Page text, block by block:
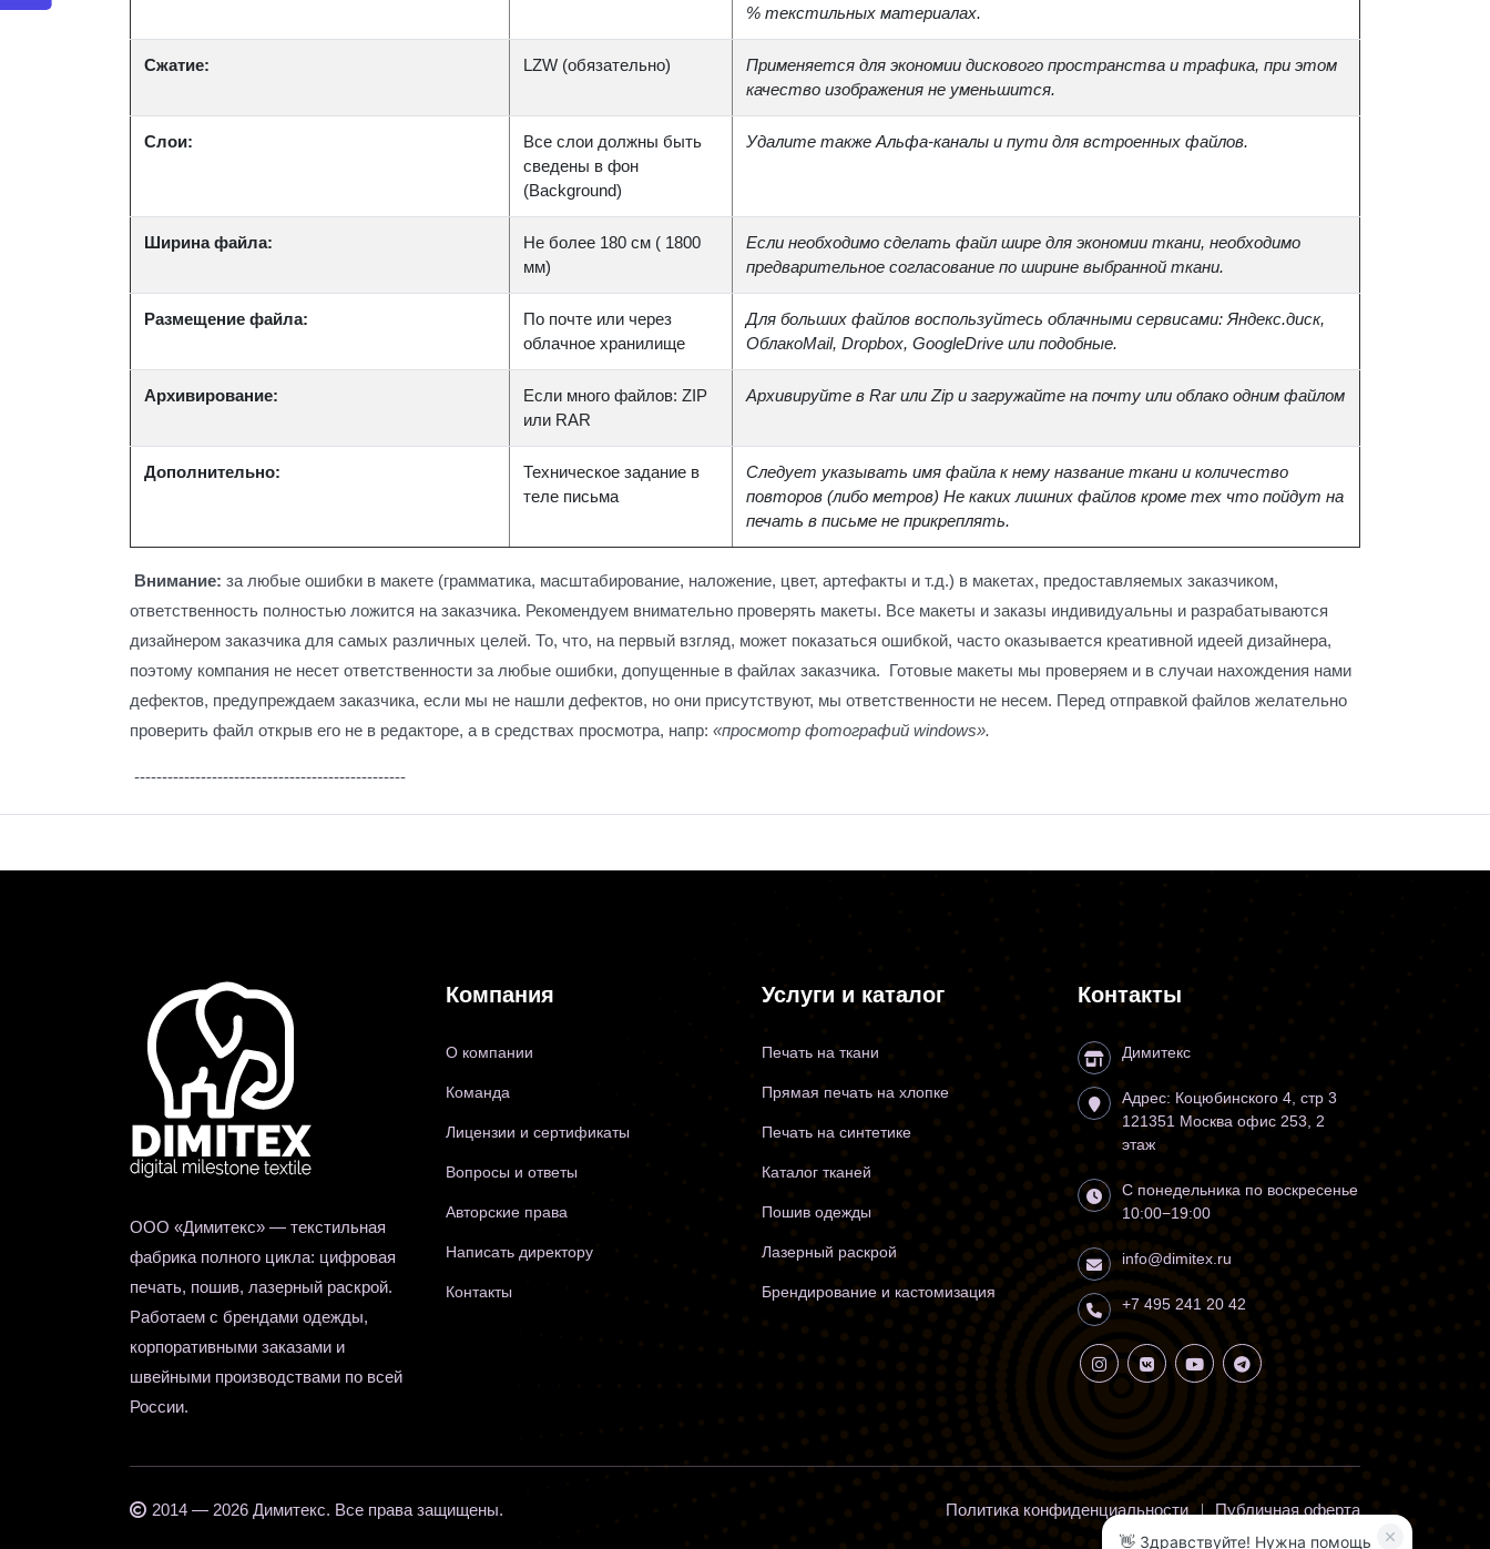
% текстильных материалах.
Сжатие: LZW (обязательно)
Применяется для экономии дискового пространства и трафика, при этом
качество изображения не уменьшится.
Слои:
Все слои должны быть
сведены в фон
(Background)
Удалите также Альфа-каналы и пути для встроенных файлов.
Ширина файла:
Не более 180 см ( 1800
мм)
Если необходимо сделать файл шире для экономии ткани, необходимо
предварительное согласование по ширине выбранной ткани.
Размещение файла:
По почте или через
облачное хранилище
Для больших файлов воспользуйтесь облачными сервисами: Яндекс.диск,
ОблакоMail, Dropbox, GoogleDrive или подобные.
Архивирование:
Если много файлов: ZIP
или RAR
Архивируйте в Rar или Zip и загружайте на почту или облако одним файлом
Дополнительно:
Техническое задание в
теле письма
Следует указывать имя файла к нему название ткани и количество
повторов (либо метров) Не каких лишних файлов кроме тех что пойдут на
печать в письме не прикреплять.
Внимание: за любые ошибки в макете (грамматика, масштабирование, наложение, цвет, артефакты и т.д.) в макетах, предоставляемых заказчиком,
ответственность полностью ложится на заказчика. Рекомендуем внимательно проверять макеты. Все макеты и заказы индивидуальны и разрабатываются
дизайнером заказчика для самых различных целей. То, что, на первый взгляд, может показаться ошибкой, часто оказывается креативной идеей дизайнера,
поэтому компания не несет ответственности за любые ошибки, допущенные в файлах заказчика. Готовые макеты мы проверяем и в случаи нахождения нами
дефектов, предупреждаем заказчика, если мы не нашли дефектов, но они присутствуют, мы ответственности не несем. Перед отправкой файлов желательно
проверить файл открыв его не в редакторе, а в средствах просмотра, напр: «просмотр фотографий windows».
-------------------------------------------------
ООО «Димитекс» — текстильная
фабрика полного цикла: цифровая
печать, пошив, лазерный раскрой.
Работаем с брендами одежды,
корпоративными заказами и
швейными производствами по всей
России.
Компания
О компании
Команда
Лицензии и сертификаты
Вопросы и ответы
Авторские права
Написать директору
Контакты
Услуги и каталог
Печать на ткани
Прямая печать на хлопке
Печать на синтетике
Каталог тканей
Пошив одежды
Лазерный раскрой
Брендирование и кастомизация
Контакты
Димитекс
Адрес: Коцюбинского 4, стр 3
121351 Москва офис 253, 2
этаж
С понедельника по воскресенье
10:00−19:00
info@dimitex.ru
+7 495 241 20 42
2014 — 2026 Димитекс. Все права защищены. Политика конфиденциальности Публичная оферта
👋 Здравствуйте! Нужна помощь